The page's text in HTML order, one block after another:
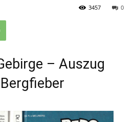
0
3457
– Auszug